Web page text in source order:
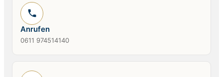
Anrufen
0611 974514140